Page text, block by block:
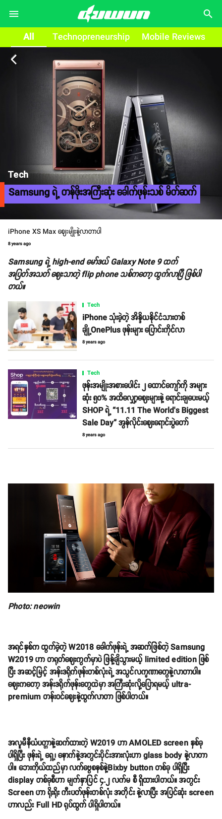
search
All Technopreneurship Mobile Reviews
arrow_back_ios
Tech
Samsung ရဲ့ တန်ဖိုးအကြီးဆုံး ခေါက်ဖုန်းသစ် မိတ်ဆက်
iPhone XS Max ဈေးမျိုးနဲ့လာတာပါ
8 years ago
Samsung ရဲ့ high-end မော်ဒယ် Galaxy Note 9 ထက်
အပြတ်အသတ် ဈေးသာတဲ့ flip phone သစ်ကတော့ ထွက်လာပြီ ဖြစ်ပါ
တယ်။
Tech
iPhone သုံးခဲ့တဲ့ အိန္ဒိယနိုင်ငံသားတစ်
ချို့OnePlus ဖုန်းများ ပြောင်းကိုင်လာ
8 years ago
Tech
ဖုန်းအမျိုးအစားပေါင်း ၂ ထောင်ကျော်ကို အများ
ဆုံး ၅၀% အထိလျှော့ဈေးများနဲ့ ရောင်းချပေးမယ့်
SHOP ရဲ့ “11.11 The World’s Biggest
Sale Day” အွန်လိုင်းဈေးရောင်းပွဲတော်
8 years ago
Photo: neowin
အရင်နှစ်က ထွက်ခဲ့တဲ့ W2018 ခေါက်ဖုန်းရဲ့ အဆက်ဖြစ်တဲ့ Samsung
W2019 ဟာ တရုတ်ဈေးကွက်မှာပဲ ဖြန့်ချိသွားမယ့် limited edition ဖြစ်
ပြီး အဆင့်မြင့် အန်းဒရိုက်ဖုန်းတစ်လုံးရဲ့ အသွင်လက္ခဏာတွေနဲ့လာတာပါ။
ဈေးကတော့ အန်းဒရိုက်ဖုန်းတွေထဲမှာ အကြီးဆုံးလို့ပြောရမယ့် ultra-
premium တန်းဝင်ဈေးနဲ့ထွက်လာတာ ဖြစ်ပါတယ်။
အလူမီနီယံပတ္တာနဲ့ဆက်ထားတဲ့ W2019 ဟာ AMOLED screen နှစ်ခု
ပါရှိပြီး ဖုန်းရဲ့ ရှေ့၊ နောက်နဲ့အတွင်းပိုင်းအားလုံးဟာ glass body နဲ့လာတာ
ပါ။ ဘေးကိုယ်ထည်မှာ လက်ဗွေစနစ်နဲ့Bixby button တစ်ခု ပါရှိပြီး
display တစ်ခုစီဟာ မျက်နှာပြင် ၄.၂ လက်မ စီ ရှိထားပါတယ်။ အတွင်း
Screen ဟာ ရိုးရိုး ကီးပတ်ဖုန်းတစ်လုံး အတိုင်း နဲ့လာပြီး အပြင်ဆုံး screen
ဟာလည်း Full HD ရုပ်ထွက် ပါရှိပါတယ်။